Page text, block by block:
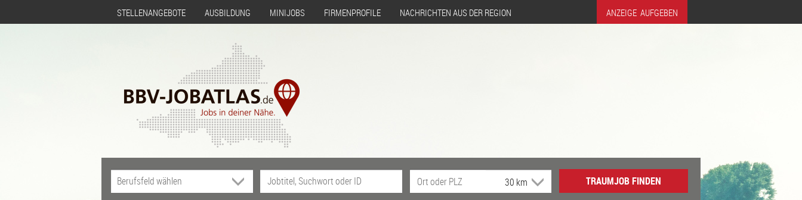
STELLENANGEBOTE AUSBILDUNG MINIJOBS FIRMENPROFILE NACHRICHTEN AUS DER REGION ANZEIGE AUFGEBEN
TRAUMJOB FINDEN